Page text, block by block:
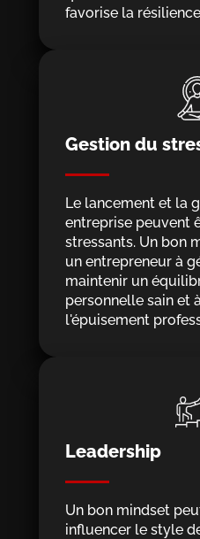
favorise la
Gestion du
Le lancement et la
entreprise peuvent
stressants. Un bon
un entrepreneur à
maintenir un
personnelle sain et
l'épuisement
Leadership
Un bon mindset
influencer le style